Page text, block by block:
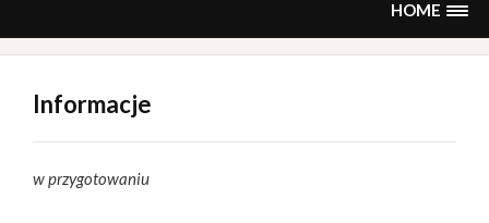
HOME
Informacje
w przygotowaniu